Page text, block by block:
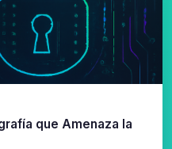
que Amenaza la